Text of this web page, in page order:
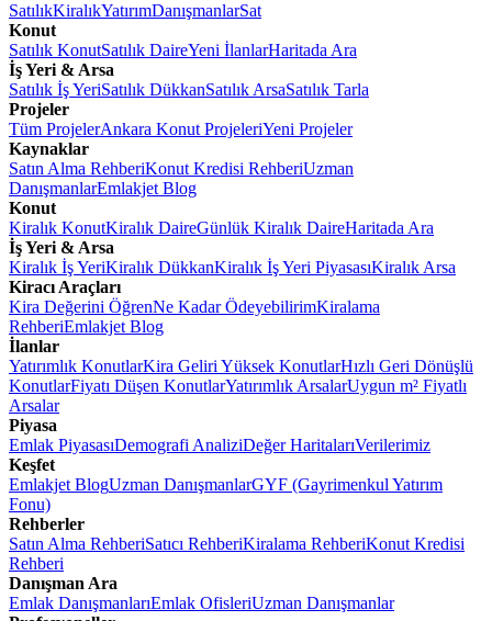
SatılıkKiralıkYatırımDanışmanlarSat
Konut
Satılık KonutSatılık DaireYeni İlanlarHaritada Ara
İş Yeri & Arsa
Satılık İş YeriSatılık DükkanSatılık ArsaSatılık Tarla
Projeler
Tüm ProjelerAnkara Konut ProjeleriYeni Projeler
Kaynaklar
Satın Alma RehberiKonut Kredisi RehberiUzman
DanışmanlarEmlakjet Blog
Konut
Kiralık KonutKiralık DaireGünlük Kiralık DaireHaritada Ara
İş Yeri & Arsa
Kiralık İş YeriKiralık DükkanKiralık İş Yeri PiyasasıKiralık Arsa
Kiracı Araçları
Kira Değerini ÖğrenNe Kadar ÖdeyebilirimKiralama
RehberiEmlakjet Blog
İlanlar
Yatırımlık KonutlarKira Geliri Yüksek KonutlarHızlı Geri Dönüşlü
KonutlarFiyatı Düşen KonutlarYatırımlık ArsalarUygun m² Fiyatlı
Arsalar
Piyasa
Emlak PiyasasıDemografi AnaliziDeğer HaritalarıVerilerimiz
Keşfet
Emlakjet BlogUzman DanışmanlarGYF (Gayrimenkul Yatırım
Fonu)
Rehberler
Satın Alma RehberiSatıcı RehberiKiralama RehberiKonut Kredisi
Rehberi
Danışman Ara
Emlak DanışmanlarıEmlak OfisleriUzman Danışmanlar